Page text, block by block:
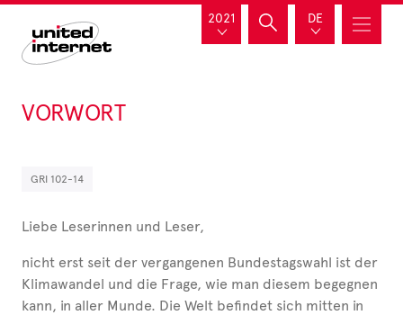
2021 DE
VORWORT
GRI 102-14
Liebe Leserinnen und Leser,
nicht erst seit der vergangenen Bundestagswahl ist der
Klimawandel und die Frage, wie man diesem begegnen
kann, in aller Munde. Die Welt befindet sich mitten in